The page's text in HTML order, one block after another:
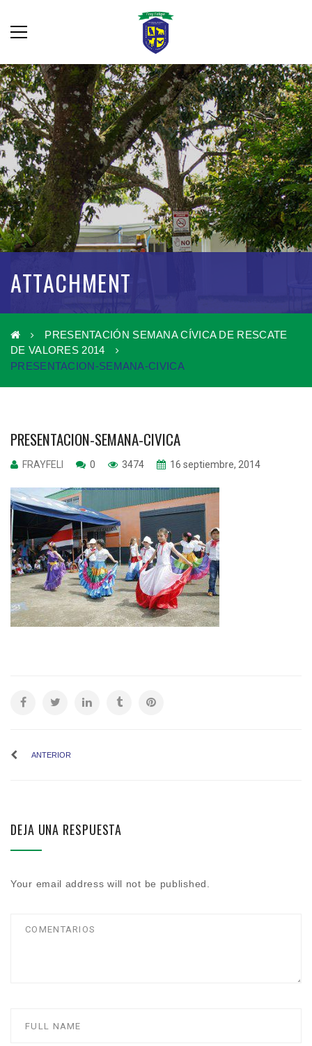
ATTACHMENT
PRESENTACIÓN SEMANA CÍVICA DE RESCATE
DE VALORES 2014
PRESENTACION-SEMANA-CIVICA
PRESENTACION-SEMANA-CIVICA
FRAYFELI 0 3474 16 septiembre, 2014
ANTERIOR
DEJA UNA RESPUESTA
Your email address will not be published.